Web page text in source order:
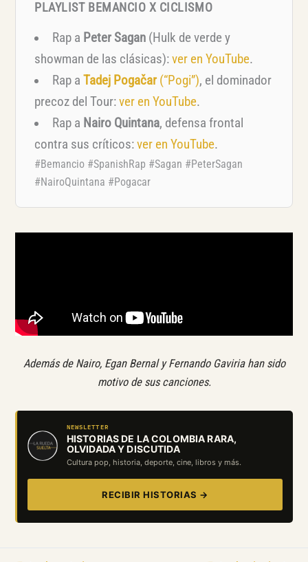
PLAYLIST BEMANCIO X CICLISMO
Rap a Peter Sagan(Hulk de verde y
showman de las clásicas):ver en YouTube.
Rap a Tadej Pogačar(“Pogi”), el dominador
precoz del Tour:ver en YouTube.
Rap a Nairo Quintana, defensa frontal
contra sus críticos:ver en YouTube.
#Bemancio #SpanishRap #Sagan #PeterSagan
#NairoQuintana #Pogacar
Además de Nairo, Egan Bernal y Fernando Gaviria han sido
motivo de sus canciones.
NEWSLETTER
HISTORIAS DE LA COLOMBIA RARA,
OLVIDADA Y DISCUTIDA
Cultura pop, historia, deporte, cine, libros y más.
RECIBIR HISTORIAS →